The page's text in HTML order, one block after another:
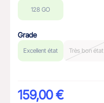
128 GO
Grade
Excellent état Très bon état
159,00 €